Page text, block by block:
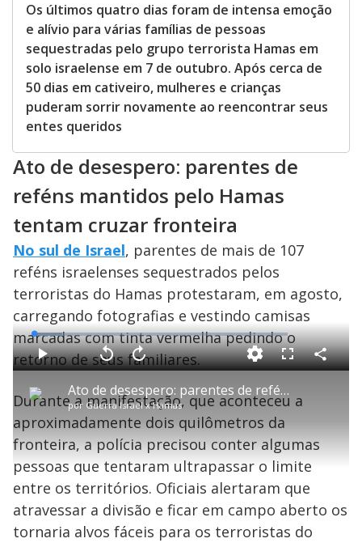
Os últimos quatro dias foram de intensa emoção
e alívio para várias famílias de pessoas
sequestradas pelo grupo terrorista Hamas em
solo israelense em 7 de outubro. Após cerca de
50 dias em cativeiro, mulheres e crianças
puderam sorrir novamente ao reencontrar seus
entes queridos
Ato de desespero: parentes de
reféns mantidos pelo Hamas
tentam cruzar fronteira
No sul de Israel, parentes de mais de 107
reféns israelenses sequestrados pelos
terroristas do Hamas protestaram, em agosto,
carregando fotografias e vestindo camisas
marcadas com tinta vermelha pedindo o
retorno de seus familiares.
P
l
a
Ato de desespero: parentes de reféns mantidos por terroristas do Hamas tentam cruzar fronteira
por Guerra Israel x Hamas
P V
a
r
0
e
g
n
d
o
s
A
n
ç
a
1
s
e
u
n
o
s
L
o
a
d
e
1
.
0
4
F
l
s
c
n
C
o
Durante a manifestação, que aconteceu a
aproximadamente dois quilômetros da
fronteira, a polícia precisou conter algumas
pessoas que tentaram ultrapassar o limite
entre os territórios. Oficiais alertaram que
atravessar a divisão e ficar em campo aberto os
tornaria alvos fáceis para os terroristas do